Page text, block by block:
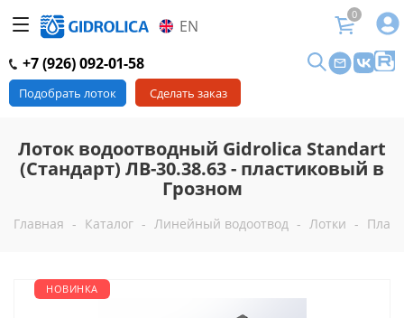
EN
0
+7 (926) 092-01-58
Подобрать лоток Сделать заказ
Лоток водоотводный Gidrolica Standart
(Стандарт) ЛВ-30.38.63 - пластиковый в
Грозном
Главная - Каталог - Линейный водоотвод - Лотки -
НОВИНКА